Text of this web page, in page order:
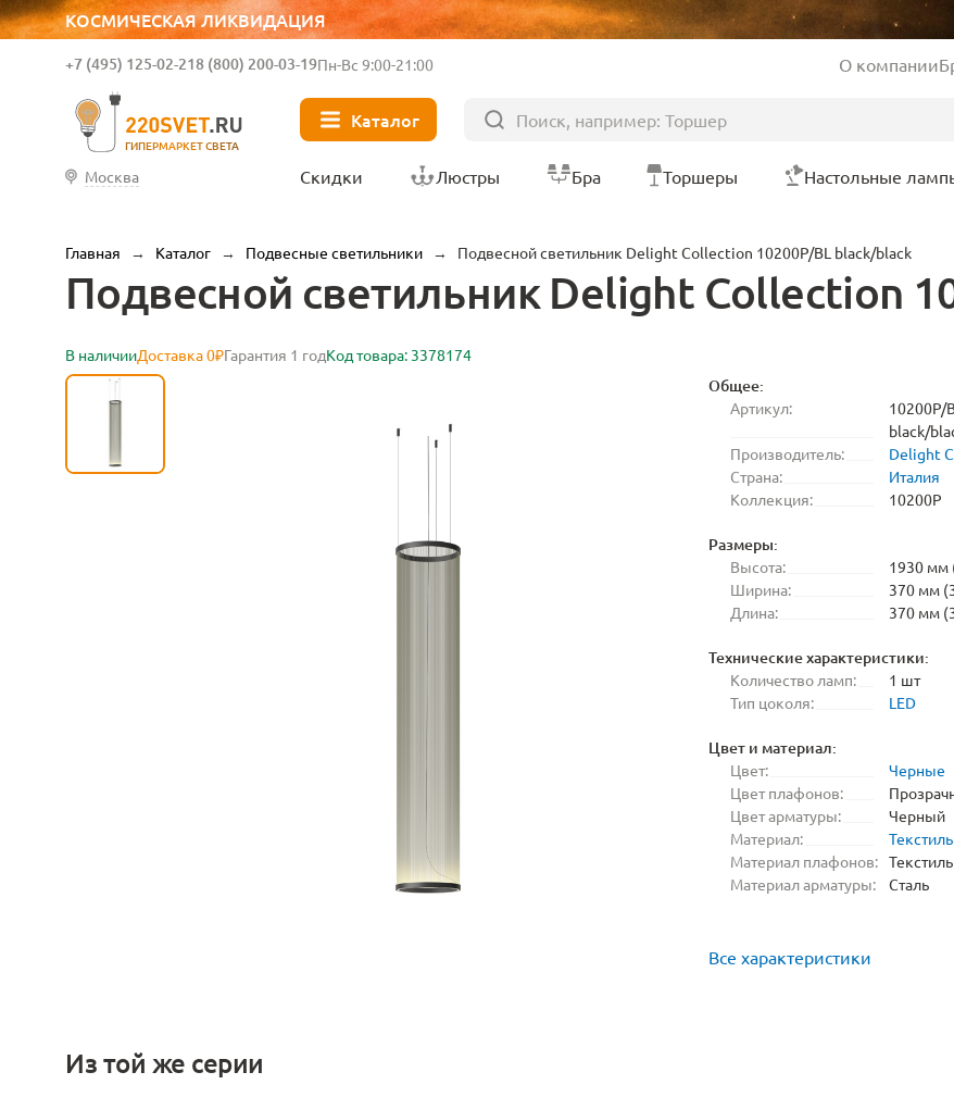
КОСМИЧЕСКАЯ ЛИКВИДАЦИЯ
ГИПЕРМАРКЕТ СВЕТА
+7 (495) 125-02-218 (800) 200-03-19Пн-Вс 9:00-21:00 О компании
Каталог
Москва Скидки Люстры Бра Торшеры Настольные
Главная → Каталог → Подвесные светильники → Подвесной светильник Delight Collection 10200P/BL black/black
Подвесной светильник Delight Collection
В наличииДоставка 0₽Гарантия 1 годКод товара: 3378174
Общее:
Артикул:
10200P/
black/
Производитель:
Delight
Страна:
Италия
Коллекция:
10200P
Размеры:
Высота:
1930 мм
Ширина:
370 мм
Длина:
370 мм
Технические характеристики:
Количество ламп:
1 шт
Тип цоколя:
LED
Цвет и материал:
Цвет:
Черные
Цвет плафонов:
Цвет арматуры:
Черный
Материал:
Материал плафонов: Текстиль
Материал арматуры:
Сталь
Все характеристики
Из той же серии